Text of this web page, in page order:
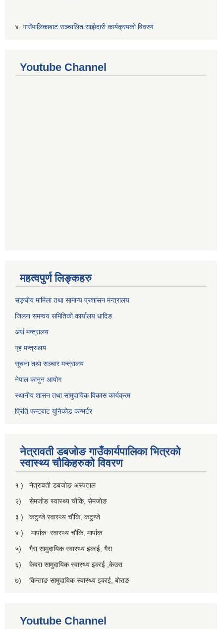
४. गाउँपालिकाबाट सञ्चालित साझेदारी कार्यक्रमकाे विवरण
Youtube Channel
महत्वपुर्ण लिङ्कहरु
सङ्घीय मामिला तथा सामान्य प्रशासन मन्त्रालय
जिल्ला समन्वय समितिको कार्यालय धादिङ
अर्थ मन्त्रालय
गृह मन्त्रालय
सूचना तथा सञ्चार मन्त्रालय
नेपाल कानुन आयोग
स्थानीय शासन तथा सामुदायिक विकास कार्यक्रम
प्रिति फन्टबाट युनिकोड कन्भर्टर
नेत्रावती डबजाेङ गाउँकार्यपालिका भित्रकाे
स्वास्थ्य चाैकिहरुकाे विवरण
१ ) नेत्रावती डबजोङ अस्पताल
२) सेमजाेङ स्वास्थ्य चाैकि, सेमजाेङ
३ ) कटुन्जे स्वास्थ्य चाैकि, कटुन्जे
४ ) मार्पाक स्वास्थ्य चाैकि, मार्पाक
५) गैरा सामुदायिक स्वास्थ्य इकाई, गैरा
६) केवरा सामुदायिक स्वास्थ्य इकाई ,केउरा
७) किन्ताङ सामुदायिक स्वास्थ्य इकाई, बाेराङ
Youtube Channel